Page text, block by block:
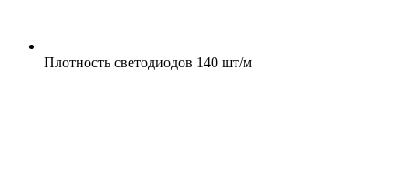
Плотность светодиодов 140 шт/м